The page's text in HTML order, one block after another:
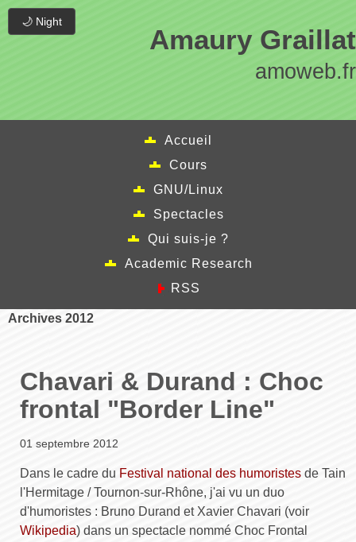
🌙 Night
Amaury Graillat
amoweb.fr
Accueil
Cours
GNU/Linux
Spectacles
Qui suis-je ?
Academic Research
RSS
Archives 2012
Chavari & Durand : Choc
frontal "Border Line"
01 septembre 2012
Dans le cadre du Festival national des humoristes de Tain
l'Hermitage / Tournon-sur-Rhône, j'ai vu un duo
d'humoristes : Bruno Durand et Xavier Chavari (voir
Wikipedia) dans un spectacle nommé Choc Frontal